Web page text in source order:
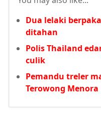
Dua lelaki
ditahan
Polis Thailand
culik
Pemandu treler
Terowong Menora